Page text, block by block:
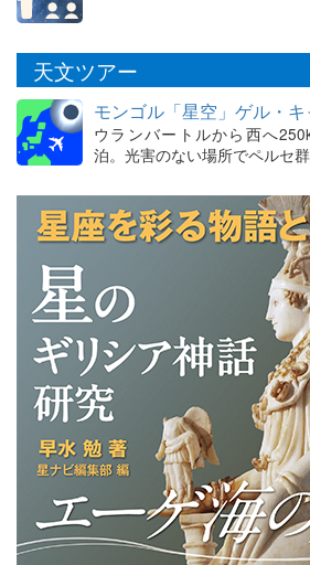
天文ツアー
モンゴル「星空」ゲル・
ウランバートルから西へ
泊。光害のない場所でペルセ